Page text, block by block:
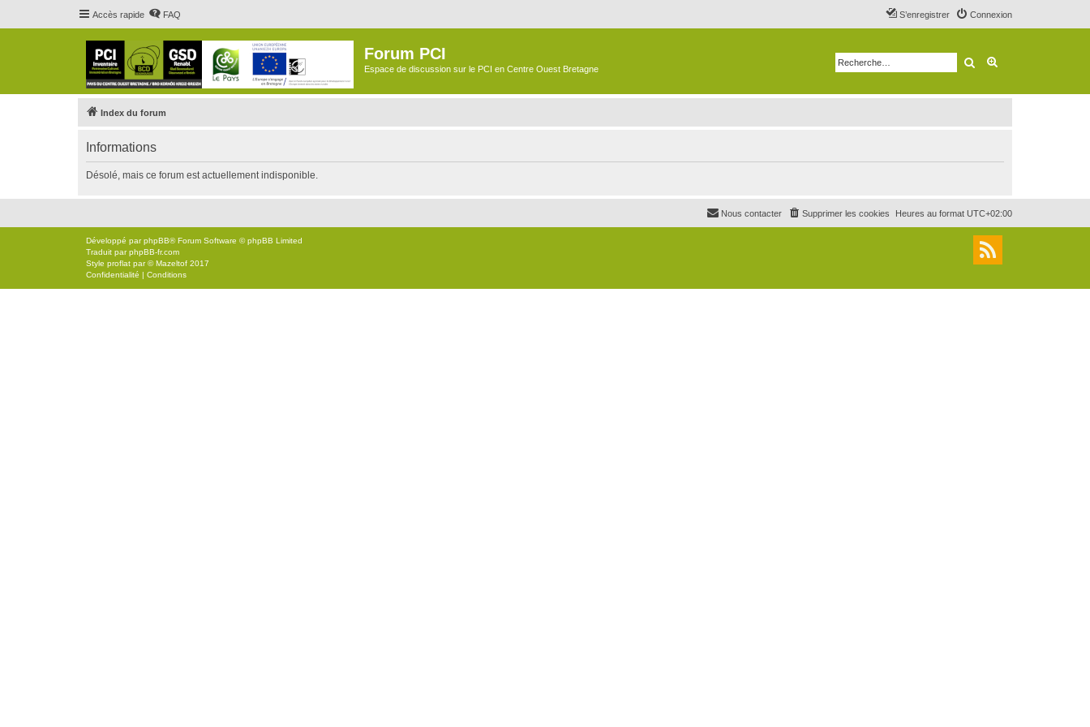
Accès rapide FAQ Connexion
S’enregistrer
Forum PCI
Espace de discussion sur le PCI en Centre Ouest Bretagne Rechercher
Index du forum
Informations
Désolé, mais ce forum est actuellement indisponible.
Heures au format UTC+02:00
Supprimer les cookies
Nous contacter
Développé parphpBB® Forum Software © phpBB Limited
Traduit parphpBB-fr.com
Style proflat par ©Mazeltof 2017
Confidentialité | Conditions